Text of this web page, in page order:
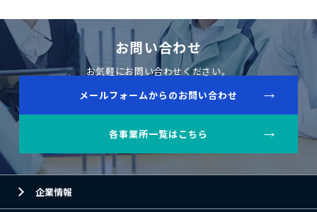
お問い合わせ
お気軽にお問い合わせください。
メールフォームからのお問い合わせ
各事業所一覧はこちら
企業情報